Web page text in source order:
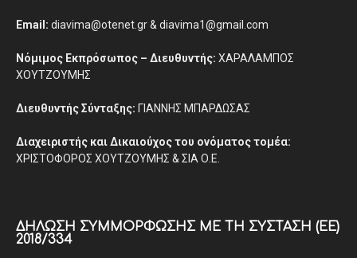
Email: diavima@otenet.gr & diavima1@gmail.com
Νόμιμος Εκπρόσωπος – Διευθυντής: ΧΑΡΑΛΑΜΠΟΣ
ΧΟΥΤΖΟΥΜΗΣ
Διευθυντής Σύνταξης: ΓΙΑΝΝΗΣ ΜΠΑΡΔΩΣΑΣ
Διαχειριστής και Δικαιούχος του ονόματος τομέα:
ΧΡΙΣΤΟΦΟΡΟΣ ΧΟΥΤΖΟΥΜΗΣ & ΣΙΑ Ο.Ε.
ΔΉΛΩΣΗ ΣΥΜΜΌΡΦΩΣΗΣ ΜΕ ΤΗ ΣΎΣΤΑΣΗ (ΕΕ)
2018/334